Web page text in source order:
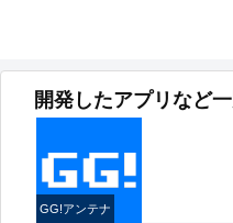
開発したアプリなど
GG!アンテナ